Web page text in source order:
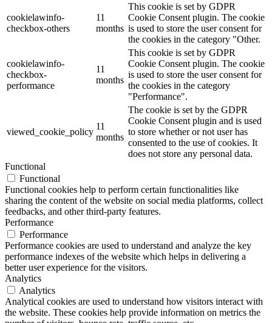
cookielawinfo-
checkbox-others
11
months
This cookie is set by GDPR
Cookie Consent plugin. The cookie
is used to store the user consent for
the cookies in the category "Other.
cookielawinfo-
checkbox-
performance
11
months
This cookie is set by GDPR
Cookie Consent plugin. The cookie
is used to store the user consent for
the cookies in the category
"Performance".
viewed_cookie_policy
11
months
The cookie is set by the GDPR
Cookie Consent plugin and is used
to store whether or not user has
consented to the use of cookies. It
does not store any personal data.
Functional
Functional
Functional cookies help to perform certain functionalities like
sharing the content of the website on social media platforms, collect
feedbacks, and other third-party features.
Performance
Performance
Performance cookies are used to understand and analyze the key
performance indexes of the website which helps in delivering a
better user experience for the visitors.
Analytics
Analytics
Analytical cookies are used to understand how visitors interact with
the website. These cookies help provide information on metrics the